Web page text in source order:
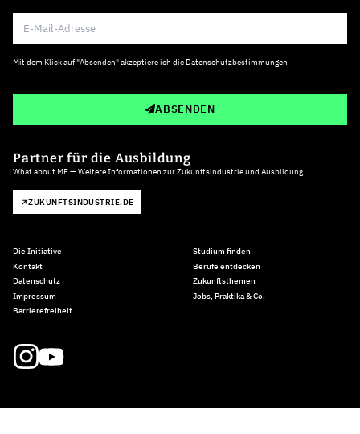
Mit dem Klick auf "Absenden" akzeptiere ich die Datenschutzbestimmungen
ABSENDEN
Partner für die Ausbildung
What about ME — Weitere Informationen zur Zukunftsindustrie und Ausbildung
ZUKUNFTSINDUSTRIE.DE
Die Initiative
Kontakt
Datenschutz
Impressum
Barrierefreiheit
Studium finden
Berufe entdecken
Zukunftsthemen
Jobs, Praktika & Co.